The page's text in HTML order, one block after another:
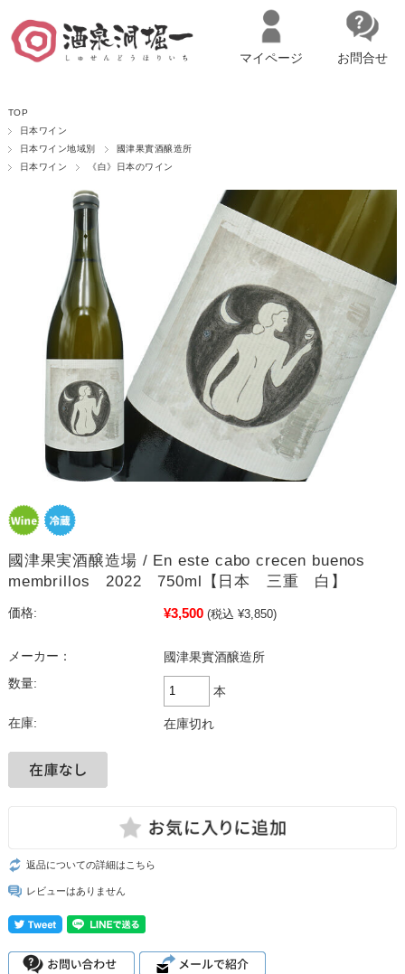
マイページ お問合せ
TOP
日本ワイン
日本ワイン地域別
國津果實酒醸造所
日本ワイン
《白》日本のワイン
國津果実酒醸造場 / En este cabo crecen buenos
membrillos 2022 750ml【日本 三重 白】
価格: ¥3,500 (税込 ¥3,850)
メーカー：
國津果實酒醸造所
数量:
本
在庫: 在庫切れ
返品についての詳細はこちら
レビューはありません